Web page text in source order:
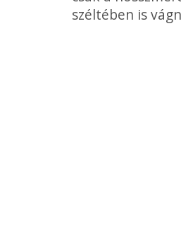
széltében is